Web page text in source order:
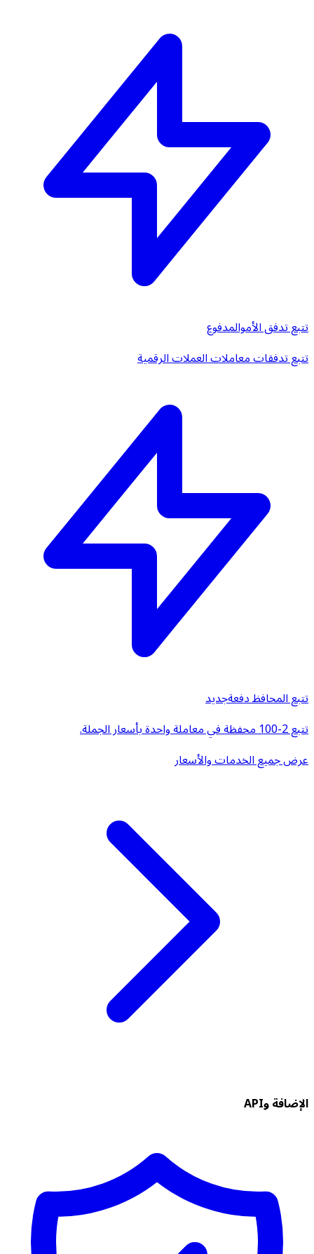
تتبع تدفق الأموالمدفوع
تتبع تدفقات معاملات العملات الرقمية
تتبع المحافظ دفعةجديد
تتبع 2-100 محفظة في معاملة واحدة بأسعار الجملة.
عرض جميع الخدمات والأسعار
الإضافة وAPI